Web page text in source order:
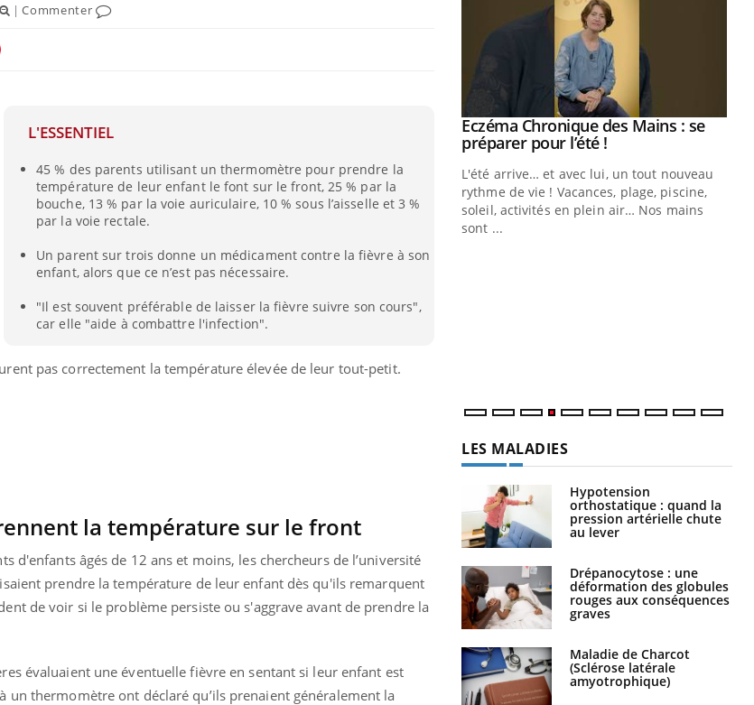
|Commenter
L'ESSENTIEL
45 % des parents utilisant un thermomètre pour prendre la
température de leur enfant le font sur le front, 25 % par la
bouche, 13 % par la voie auriculaire, 10 % sous l’aisselle et 3 %
par la voie rectale.
Un parent sur trois donne un médicament contre la fièvre à son
enfant, alors que ce n’est pas nécessaire.
"Il est souvent préférable de laisser la fièvre suivre son cours",
car elle "aide à combattre l'infection".
pas correctement la température élevée de leur tout-petit.
la température sur le front
d'enfants âgés de 12 ans et moins, les chercheurs de l’université
prendre la température de leur enfant dès qu'ils remarquent
de voir si le problème persiste ou s'aggrave avant de prendre la
évaluaient une éventuelle fièvre en sentant si leur enfant est
un thermomètre ont déclaré qu’ils prenaient généralement la
fer : comprendre pour
brouillard mental ou
Les symptômes de la
sont multiples ce qui la rend
En 2026, l'insuline dans le diabète de type 2
reste entourée d'idées reçues chez les
patients comme parfois chez les soignants.
Youtube
Eczéma Chronique des Mains : se
préparer pour l’été !Youtube
L'été arrive… et avec lui, un tout nouveau
rythme de vie ! Vacances, plage, piscine,
soleil, activités en plein air… Nos mains
sont ...
LES MALADIES
Hypotension
orthostatique : quand la
pression artérielle chute
au lever
Drépanocytose : une
déformation des globules
rouges aux conséquences
graves
Maladie de Charcot
(Sclérose latérale
amyotrophique)